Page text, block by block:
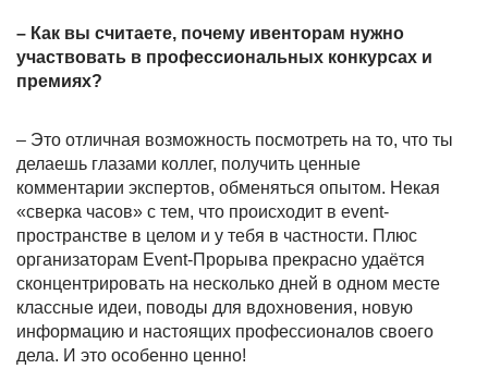
– Как вы считаете, почему ивенторам нужно
участвовать в профессиональных конкурсах и
премиях?
– Это отличная возможность посмотреть на то, что ты
делаешь глазами коллег, получить ценные
комментарии экспертов, обменяться опытом. Некая
«сверка часов» с тем, что происходит в event-
пространстве в целом и у тебя в частности. Плюс
организаторам Event-Прорыва прекрасно удаётся
сконцентрировать на несколько дней в одном месте
классные идеи, поводы для вдохновения, новую
информацию и настоящих профессионалов своего
дела. И это особенно ценно!